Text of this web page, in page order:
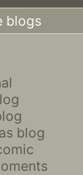
blogs
blog